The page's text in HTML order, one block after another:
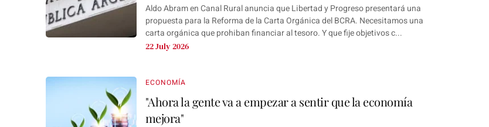
Aldo Abram en Canal Rural anuncia que Libertad y Progreso presentará una
propuesta para la Reforma de la Carta Orgánica del BCRA. Necesitamos una
carta orgánica que prohiban financiar al tesoro. Y que fije objetivos c...
22 July 2026
ECONOMÍA
"Ahora la gente va a empezar a sentir que la economía
mejora"